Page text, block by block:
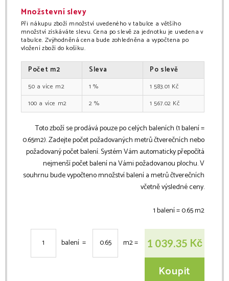
Množstevní slevy
Při nákupu zboží množství uvedeného v tabulce a většího
množství získáváte slevu. Cena po slevě za jednotku je uvedena v
tabulce. Zvýhodněná cena bude zohledněna a vypočtena po
vložení zboží do košíku.
Počet m2 Sleva Po slevě
50 m2 1 % 1 583.01 Kč
100
m2 2 % 1 567.02 Kč
Toto zboží se prodává pouze po celých baleních (1 balení =
0.65m2). Zadejte počet požadovaných metrů čtverečních nebo
požadovaný počet balení. Systém Vám automaticky přepočítá
nejmenší počet balení na Vámi požadovanou plochu. V
souhrnu bude vypočteno množství balení a metrů čtverečních
včetně výsledné ceny.
1 balení =0.65m2
balení = m2= 1 039.35 Kč
Koupit